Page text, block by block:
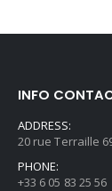
INFO
ADDRESS:
20 rue Terraille
PHONE:
+33 6 05 83 25 56